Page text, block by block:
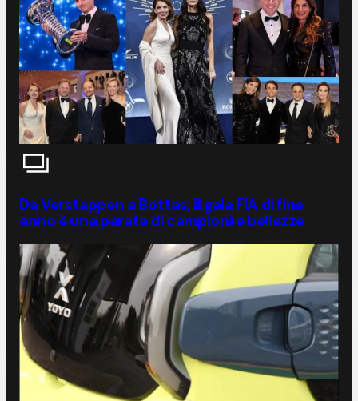
Da Verstappen a Bottas; il gala FIA di fine
anno è una parata di campioni e bellezze